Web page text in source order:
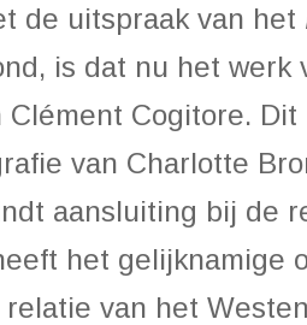
de uitspraak van het
is dat nu het werk
Cogitore.
van Charlotte
aansluiting bij de
het gelijknamige
van het